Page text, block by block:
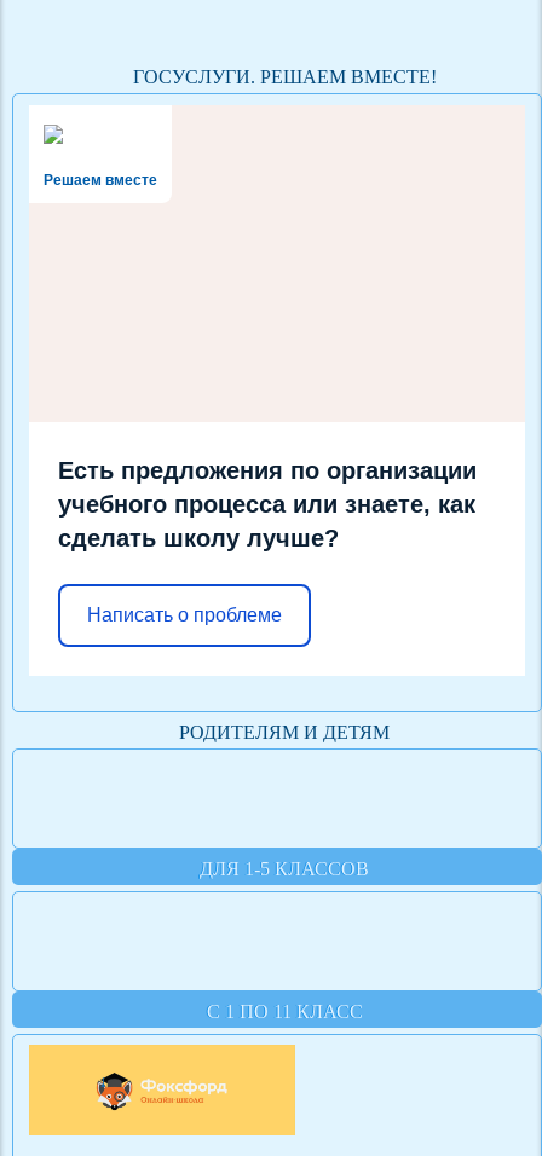
ГОСУСЛУГИ. РЕШАЕМ ВМЕСТЕ!
Решаем вместе
Есть предложения по организации
учебного процесса или знаете, как
сделать школу лучше?
Написать о проблеме
РОДИТЕЛЯМ И ДЕТЯМ
ДЛЯ 1-5 КЛАССОВ
С 1 ПО 11 КЛАСС